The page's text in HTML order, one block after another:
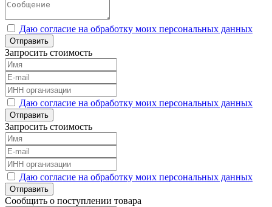
Даю согласие на обработку моих персональных данных
Отправить
Запросить стоимость
Даю согласие на обработку моих персональных данных
Отправить
Запросить стоимость
Даю согласие на обработку моих персональных данных
Отправить
Сообщить о поступлении товара